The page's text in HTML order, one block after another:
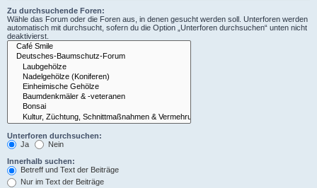
Zu durchsuchende Foren:
Wähle das Forum oder die Foren aus, in denen gesucht werden soll. Unterforen werden
automatisch mit durchsucht, sofern du die Option „Unterforen durchsuchen“ unten nicht
deaktivierst.
Unterforen durchsuchen:
Ja
Nein
Innerhalb suchen:
Betreff und Text der Beiträge
Nur im Text der Beiträge